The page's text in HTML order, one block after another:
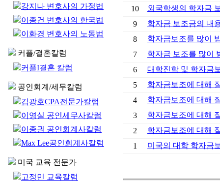
강지나 변호사의 가정법
이종건 변호사의 한국법
이화경 변호사의 노동법
커플/결혼칼럼
커플I결혼 칼럼
공인회계/세무칼럼
김광호CPA전문가칼럼
이영실 공인세무사칼럼
이종권 공인회계사칼럼
Max Lee공인회계사칼럼
미국 교육 전문가
고정민 교육칼럼
10
외국학생의 학자금
9
학자금 보조금의 내
8
학자금보조를 많이
7
학자금 보조를 많이
6
대학진학 및 학자금
5
학자금보조에 대해
4
학자금보조에 대해
3
학자금보조에 대해
2
학자금보조에 대해
1
미국의 대학 학자금